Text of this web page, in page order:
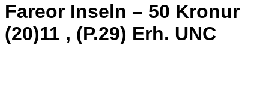
Fareor Inseln – 50 Kronur
(20)11 , (P.29) Erh. UNC